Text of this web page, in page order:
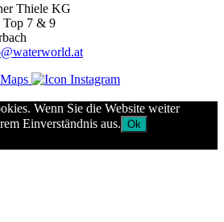
Thiele KG
Top 7 & 9
Wenn Sie die Website weiter
Einverständnis aus. Ok